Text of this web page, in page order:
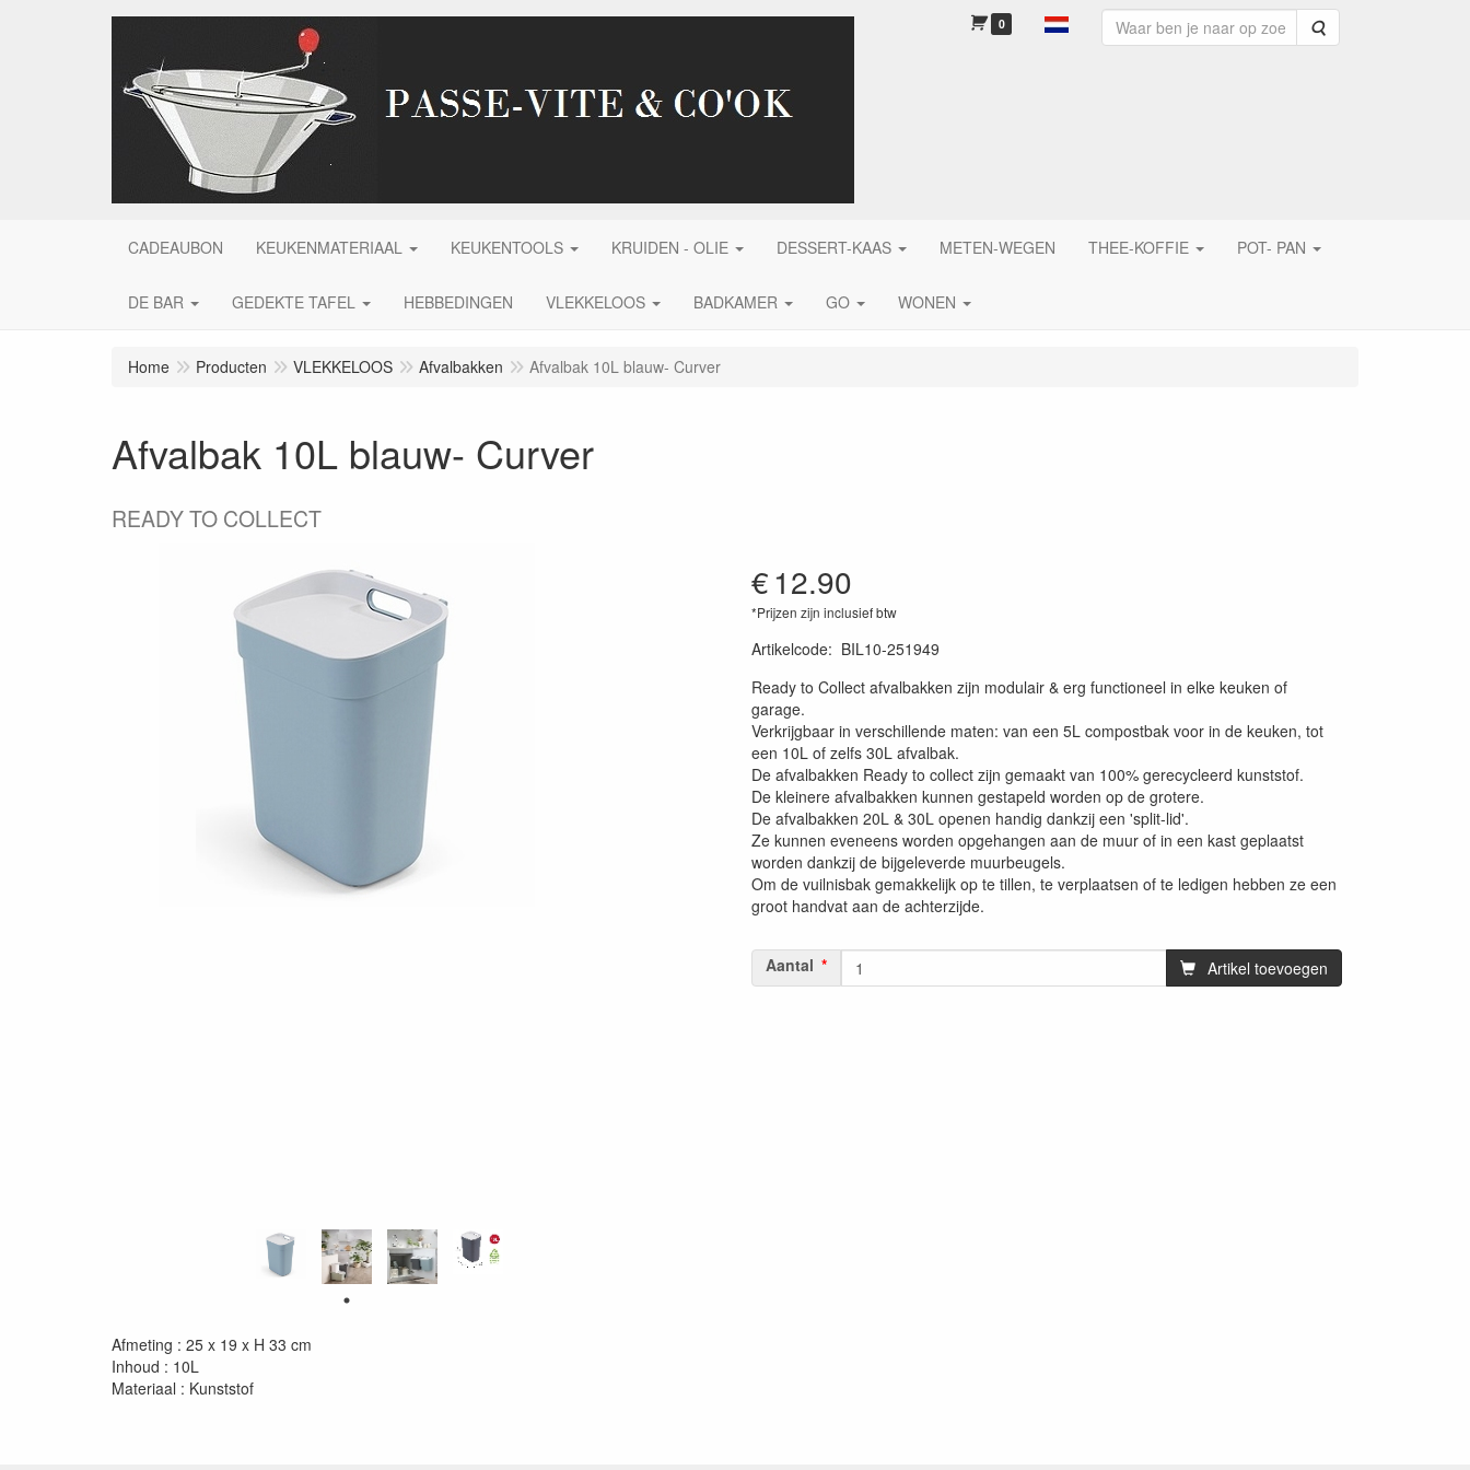
0 Zoeken
CADEAUBON KEUKENMATERIAAL KEUKENTOOLS KRUIDEN - OLIE DESSERT-KAAS METEN-WEGEN THEE-KOFFIE POT- PAN
DE BAR GEDEKTE TAFEL HEBBEDINGEN VLEKKELOOS BADKAMER GO WONEN
Home Producten VLEKKELOOS Afvalbakken Afvalbak 10L blauw- Curver
Afvalbak 10L blauw- Curver
READY TO COLLECT
€12.90
*Prijzen zijn inclusief btw
Artikelcode: BIL10-251949
Ready to Collect afvalbakken zijn modulair & erg functioneel in elke keuken of
garage.
Verkrijgbaar in verschillende maten: van een 5L compostbak voor in de keuken, tot
een 10L of zelfs 30L afvalbak.
De afvalbakken Ready to collect zijn gemaakt van 100% gerecycleerd kunststof.
De kleinere afvalbakken kunnen gestapeld worden op de grotere.
De afvalbakken 20L & 30L openen handig dankzij een 'split-lid'.
Ze kunnen eveneens worden opgehangen aan de muur of in een kast geplaatst
worden dankzij de bijgeleverde muurbeugels.
Om de vuilnisbak gemakkelijk op te tillen, te verplaatsen of te ledigen hebben ze een
groot handvat aan de achterzijde.
Aantal Artikel toevoegen
Afmeting : 25 x 19 x H 33 cm
Inhoud : 10L
Materiaal : Kunststof